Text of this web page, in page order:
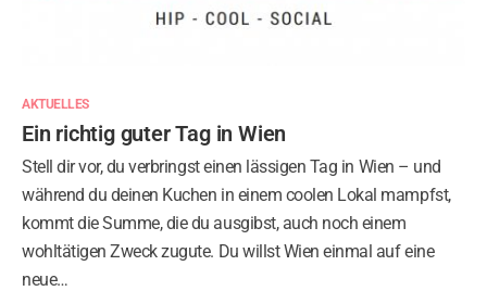
AKTUELLES
Ein richtig guter Tag in Wien
Stell dir vor, du verbringst einen lässigen Tag in Wien – und
während du deinen Kuchen in einem coolen Lokal mampfst,
kommt die Summe, die du ausgibst, auch noch einem
wohltätigen Zweck zugute. Du willst Wien einmal auf eine
neue…